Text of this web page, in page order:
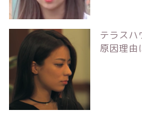
テラスハ
原因理由